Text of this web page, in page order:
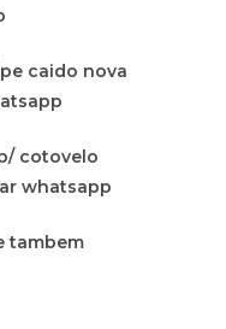
caido nova
cotovelo
whatsapp
tambem